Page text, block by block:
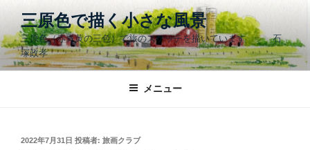
テ
ン
ツ
三原色で描く小さな風景
三原色（赤青黄の三色）で旅のスケッチを描いています 石
塚政孝
メニュー
投
2022年7月31日 投稿者: 旅画クラブ